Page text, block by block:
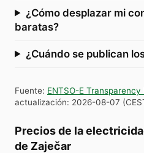
¿Cómo desplazar mi
baratas?
¿Cuándo se publican
Fuente: ENTSO-E Transparency
actualización: 2026-08-07 (
Precios de la
de Zaječar